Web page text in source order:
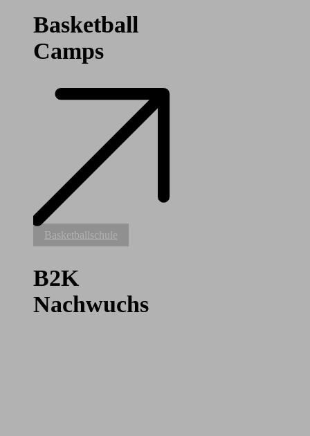
Basketball
Camps
B2K
Nachwuchs
Basketballschule
B2K
Nachwuchs